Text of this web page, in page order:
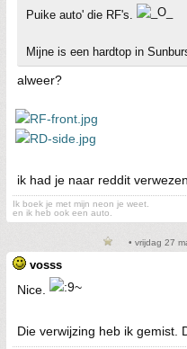
Puike auto' die RF's.
Mijne is een hardtop in
alweer?
ik had je naar reddit verwezen
Ik boek je met mijn neon je weet.
en ik heb ook een auto.
• vrijdag 27
vosss
Nice.
Die verwijzing heb ik gemist.